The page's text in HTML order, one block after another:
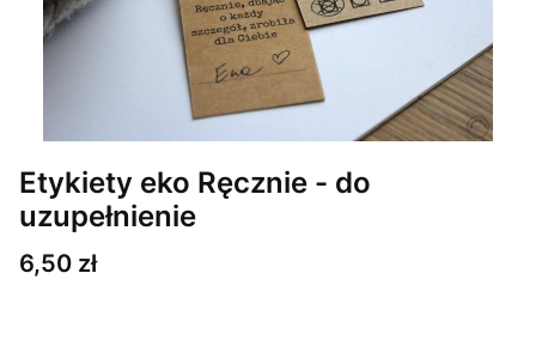
Etykiety eko Ręcznie - do
uzupełnienie
Cena
6,50 zł